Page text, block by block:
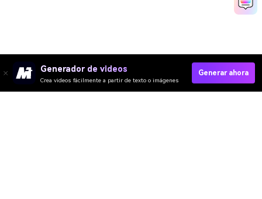
Generador de videos
Crea videos fácilmente a partir de texto o imágenes
Generar ahora